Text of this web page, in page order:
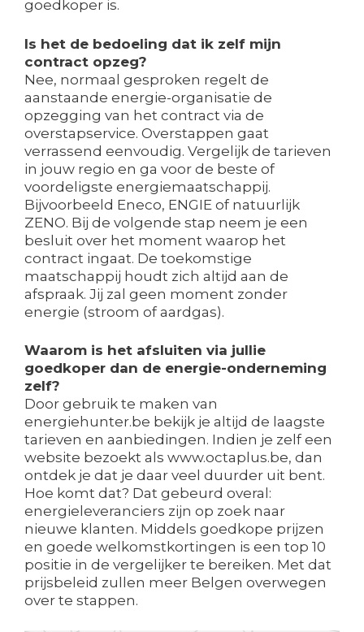
goedkoper is.
Is het de bedoeling dat ik zelf mijn
contract opzeg?
Nee, normaal gesproken regelt de
aanstaande energie-organisatie de
opzegging van het contract via de
overstapservice. Overstappen gaat
verrassend eenvoudig. Vergelijk de tarieven
in jouw regio en ga voor de beste of
voordeligste energiemaatschappij.
Bijvoorbeeld Eneco, ENGIE of natuurlijk
ZENO. Bij de volgende stap neem je een
besluit over het moment waarop het
contract ingaat. De toekomstige
maatschappij houdt zich altijd aan de
afspraak. Jij zal geen moment zonder
energie (stroom of aardgas).
Waarom is het afsluiten via jullie
goedkoper dan de energie-onderneming
zelf?
Door gebruik te maken van
energiehunter.be bekijk je altijd de laagste
tarieven en aanbiedingen. Indien je zelf een
website bezoekt als www.octaplus.be, dan
ontdek je dat je daar veel duurder uit bent.
Hoe komt dat? Dat gebeurd overal:
energieleveranciers zijn op zoek naar
nieuwe klanten. Middels goedkope prijzen
en goede welkomstkortingen is een top 10
positie in de vergelijker te bereiken. Met dat
prijsbeleid zullen meer Belgen overwegen
over te stappen.